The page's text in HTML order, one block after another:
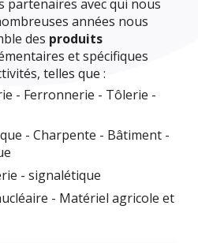
avec qui nous
années nous
des produits
et spécifiques
telles que :
- Ferronnerie - Tôlerie -
- Charpente - Bâtiment -
- signalétique
- Matériel agricole et